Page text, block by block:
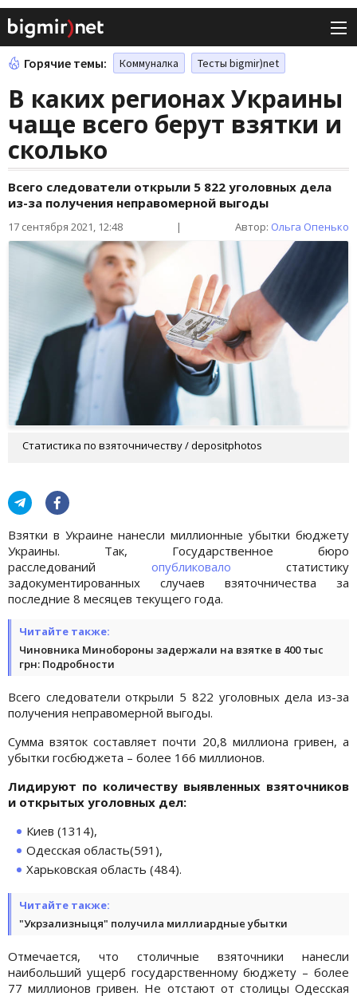
Горячие темы: Коммуналка Тесты bigmir)net
В каких регионах Украины
чаще всего берут взятки и
сколько
Всего следователи открыли 5 822 уголовных дела
из-за получения неправомерной выгоды
17 сентября 2021, 12:48 | Автор: Ольга Опенько
Статистика по взяточничеству / depositphotos
Взятки в Украине нанесли миллионные убытки бюджету
Украины. Так, Государственное бюро
расследований опубликовало статистику
задокументированных случаев взяточничества за
последние 8 месяцев текущего года.
Читайте также:
Чиновника Минобороны задержали на взятке в 400 тыс
грн: Подробности
Всего следователи открыли 5 822 уголовных дела из-за
получения неправомерной выгоды.
Сумма взяток составляет почти 20,8 миллиона гривен, а
убытки госбюджета – более 166 миллионов.
Лидируют по количеству выявленных взяточников
и открытых уголовных дел:
Киев (1314),
Одесская область(591),
Харьковская область (484).
Читайте также:
"Укрзализныця" получила миллиардные убытки
Отмечается, что столичные взяточники нанесли
наибольший ущерб государственному бюджету – более
77 миллионов гривен. Не отстают от столицы Одесская